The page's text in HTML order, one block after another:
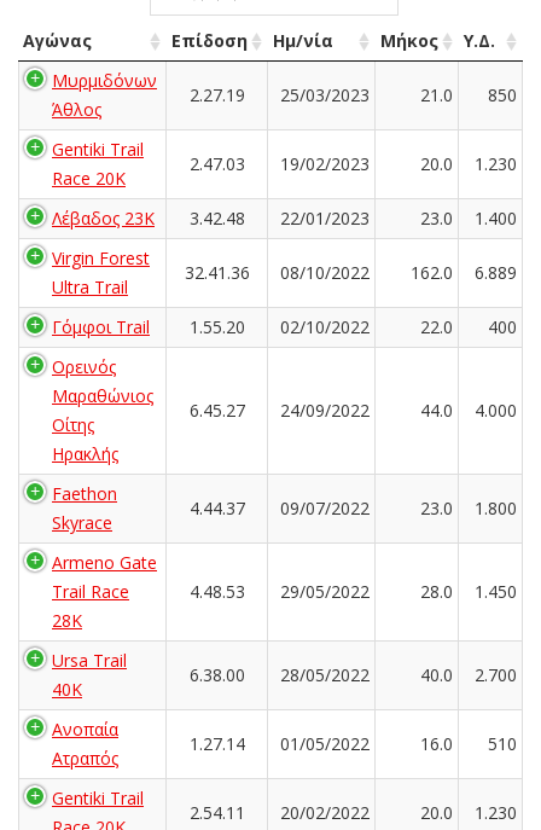
Αγώνας Επίδοση Ημ/νία Μήκος
Υ.Δ.
Μυρμιδόνων
Άθλος
2.27.19 25/03/2023 21.0 850
Gentiki Trail
Race 20K
2.47.03 19/02/2023 20.0 1.230
Λέβαδος 23Κ 3.42.48 22/01/2023 23.0
1.400
Virgin Forest
Ultra Trail
32.41.36 08/10/2022 162.0 6.889
Γόμφοι Trail 1.55.20 02/10/2022 22.0
400
Ορεινός
Μαραθώνιος
Οίτης
Ηρακλής
6.45.27 24/09/2022 44.0 4.000
Faethon
Skyrace
4.44.37 09/07/2022 23.0 1.800
Armeno Gate
Trail Race
28K
4.48.53 29/05/2022 28.0 1.450
Ursa Trail
40K
6.38.00 28/05/2022 40.0 2.700
Ανοπαία
Ατραπός
1.27.14 01/05/2022 16.0 510
Gentiki Trail
2.54.11 20/02/2022 20.0 1.230